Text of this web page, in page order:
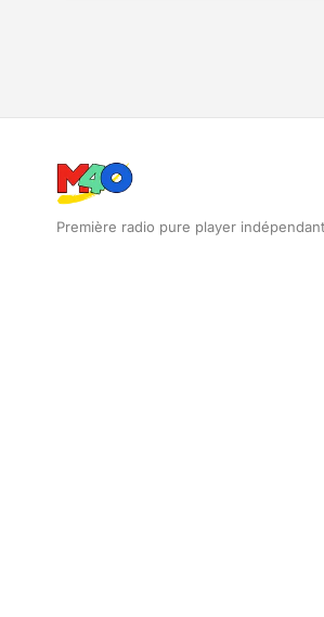
Première radio pure player